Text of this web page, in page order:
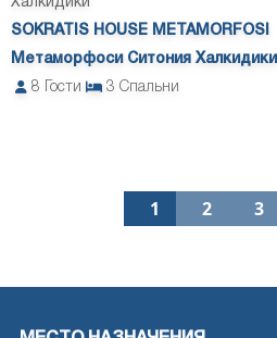
Халкидики
SOKRATIS HOUSE METAMORFOSI
Метаморфоси Ситония Халкидики
8
Гости 3 Спальни
1 2 3